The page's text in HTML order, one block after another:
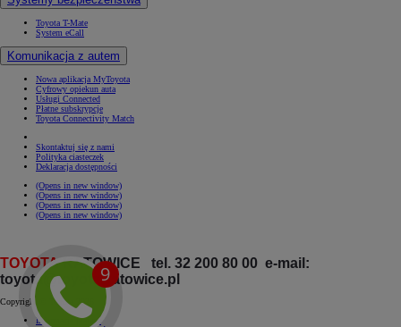
Toyota T-Mate
System eCall
Komunikacja z autem
Nowa aplikacja MyToyota
Cyfrowy opiekun auta
Usługi Connected
Płatne subskrypcje
Toyota Connectivity Match
Skontaktuj się z nami
Polityka ciasteczek
Deklaracja dostępności
(Opens in new window)
(Opens in new window)
(Opens in new window)
(Opens in new window)
TOYOTAKATOWICE tel. 32 200 80 00 e-mail:
toyota@toyota.katowice.pl
Copyright © Toyota 2026
Informacje prawne